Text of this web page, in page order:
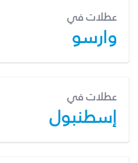
عطلات في
وارسو
عطلات في
إسطنبول